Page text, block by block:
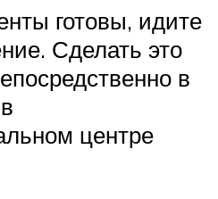
готовы, идите
Сделать это
в
центре